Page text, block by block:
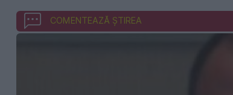
COMENTEAZĂ ȘTIREA